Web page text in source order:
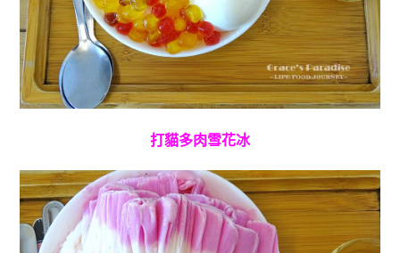
打貓多肉雪花冰